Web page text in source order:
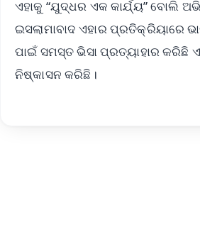
ଏହାକୁ “ଯୁଦ୍ଧର ଏକ କାର୍ଯ୍ୟ” ବୋଲି
ଇସଲାମାବାଦ ଏହାର ପ୍ରତିକ୍ରିୟାରେ
ପାଇଁ ସମସ୍ତ ଭିସା ପ୍ରତ୍ୟାହାର କରିଛି
ନିଷ୍କାସନ କରିଛି।